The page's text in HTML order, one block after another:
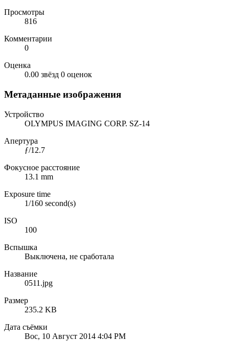
Просмотры
816
Комментарии
0
Оценка
0.00 звёзд 0 оценок
Метаданные изображения
Устройство
OLYMPUS IMAGING CORP. SZ-14
Апертура
ƒ/12.7
Фокусное расстояние
13.1 mm
Exposure time
1/160 second(s)
ISO
100
Вспышка
Выключена, не сработала
Название
0511.jpg
Размер
235.2 KB
Дата съёмки
Вос, 10 Август 2014 4:04 PM